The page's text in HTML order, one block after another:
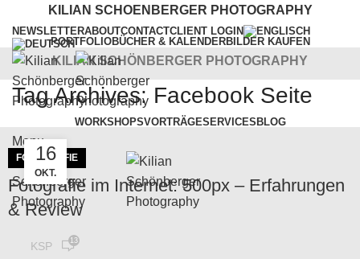
KILIAN SCHOENBERGER PHOTOGRAPHY
NEWSLETTERABOUTCONTACTCLIENT LOGIN
KILIAN SCHÖNBERGER PHOTOGRAPHY
PORTFOLIOBÜCHER & KALENDERBILDER KAUFEN
WORKSHOPSVORTRÄGESERVICES BLOG
Menu
Tag Archives: Facebook Seite
16
OKT.
FOTOGRAFIE
Fotografie im Internet: 500px – Erfahrungen
& Review
KSP 13